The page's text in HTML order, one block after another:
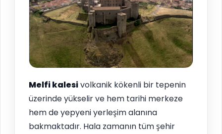
Melfikalesivolkanik kökenli bir tepenin
üzerinde yükselir ve hem tarihi merkeze
hem de yepyeni yerleşim alanına
bakmaktadır. Hala zamanın tüm şehir